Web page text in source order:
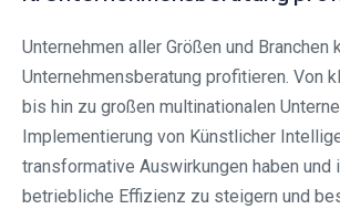
Unternehmen aller Größen und Branchen
Unternehmensberatung profitieren. Von
bis hin zu großen multinationalen
Implementierung von Künstlicher
transformative Auswirkungen haben und
betriebliche Effizienz zu steigern und